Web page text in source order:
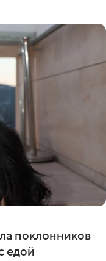
поклонников
едой